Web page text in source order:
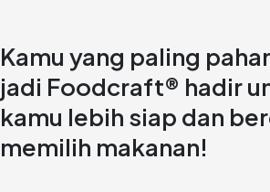
Kamu yang paling
jadi Foodcraft® hadir
kamu lebih siap dan
memilih makanan!